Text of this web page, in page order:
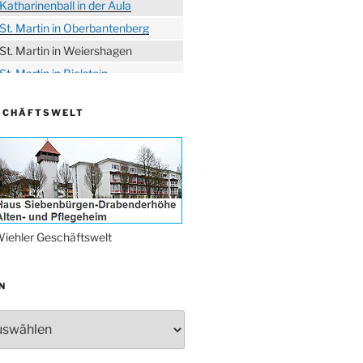
Katharinenball in der Aula
St. Martin in Oberbantenberg
St. Martin in Weiershagen
St. Martin in Bielstein
der Tollitäten
Bielsteiner Männerchor
am Ehrenmal
an der
Kirche
Frauenchor
Oberbantenberg
im Ev. Gemeindehaus
Burghaus
rund um die
Geschäftswelt